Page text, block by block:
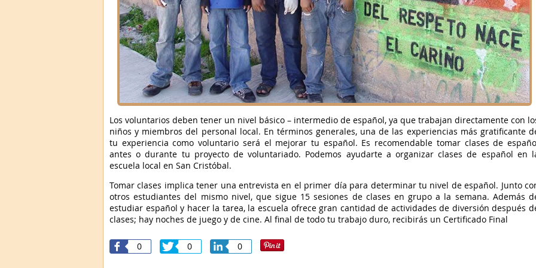
Los voluntarios deben tener un nivel básico – intermedio de español, ya que trabajan directamente con
niños y miembros del personal local. En términos generales, una de las experiencias más gratificante
tu experiencia como voluntario será el mejorar tu español. Es recomendable tomar clases de
antes o durante tu proyecto de voluntariado. Podemos ayudarte a organizar clases de español en
escuela local en San Cristóbal.
Tomar clases implica tener una entrevista en el primer día para determinar tu nivel de español. Junto
otros estudiantes del mismo nivel, que sigue 15 sesiones de clases en grupo a la semana. Además
estudiar español y hacer la tarea, la escuela ofrece gran cantidad de actividades de diversión después
clases; hay noches de juego y de cine. Al final de todo tu trabajo duro, recibirás un Certificado Final
0 0 0